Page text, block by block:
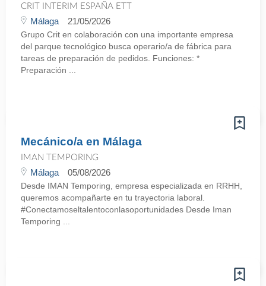
CRIT INTERIM ESPAÑA ETT
Málaga 21/05/2026
Grupo Crit en colaboración con una importante empresa
del parque tecnológico busca operario/a de fábrica para
tareas de preparación de pedidos. Funciones: *
Preparación ...
Mecánico/a en Málaga
IMAN TEMPORING
Málaga 05/08/2026
Desde IMAN Temporing, empresa especializada en RRHH,
queremos acompañarte en tu trayectoria laboral.
#Conectamoseltalentoconlasoportunidades Desde Iman
Temporing ...